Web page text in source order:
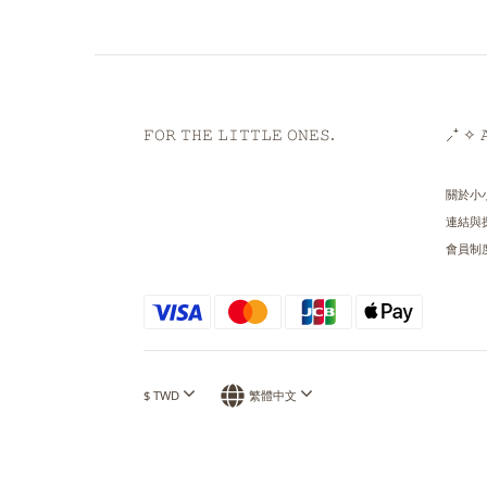
𝙵𝙾𝚁 𝚃𝙷𝙴 𝙻𝙸𝚃𝚃𝙻𝙴 𝙾𝙽𝙴𝚂. ⸝⁺ ✧
關於小
連結與
會員制
$ TWD 繁體中文